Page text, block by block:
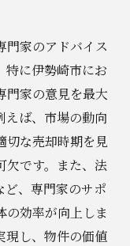
門家のアドバイス
特に伊勢崎市にお
門家の意見を最大
えば、市場の動向
切な売却時期を見
欠です。また、法
ど、専門家のサポ
の効率が向上しま
現し、物件の価値